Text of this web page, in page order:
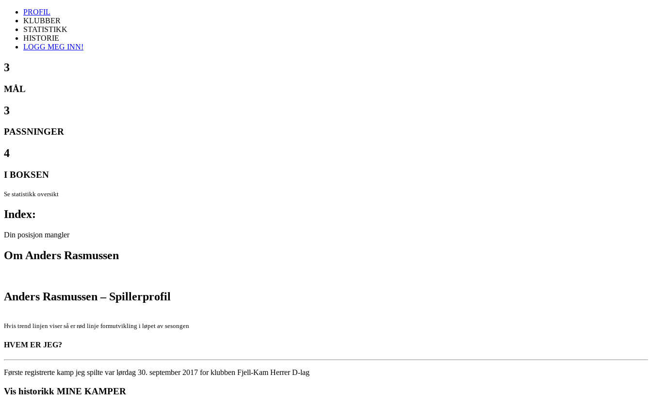
PROFIL
KLUBBER
STATISTIKK
HISTORIE
LOGG MEG INN!
3
MÅL
3
PASSNINGER
4
I BOKSEN
Se statistikk oversikt
Index:
Din posisjon mangler
Om Anders Rasmussen
Anders Rasmussen – Spillerprofil
Hvis trend linjen viser så er rød linje formutvikling i løpet av sesongen
HVEM ER JEG?
Første registrerte kamp jeg spilte var lørdag 30. september 2017 for klubben Fjell-Kam Herrer D-lag
Vis historikk MINE KAMPER